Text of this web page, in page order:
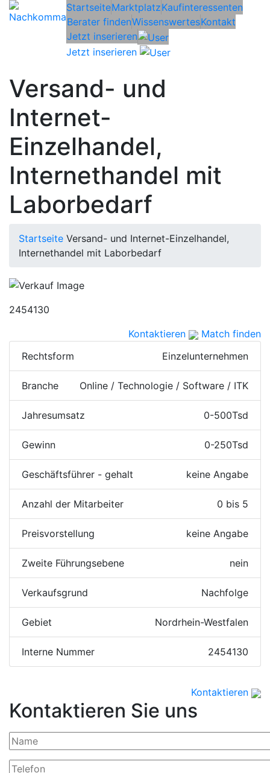
StartseiteMarktplatzKaufinteressenten
Berater findenWissenswertesKontakt
Jetzt inserieren
Jetzt inserieren
Versand- und
Internet-
Einzelhandel,
Internethandel mit
Laborbedarf
Startseite Versand- und Internet-Einzelhandel,
Internethandel mit Laborbedarf
2454130
Kontaktieren
Match finden
Rechtsform
Einzelunternehmen
Branche Online / Technologie / Software / ITK
Jahresumsatz 0-500Tsd
Gewinn 0-250Tsd
Geschäftsführer - gehalt keine Angabe
Anzahl der Mitarbeiter 0 bis 5
Preisvorstellung keine Angabe
Zweite Führungsebene nein
Verkaufsgrund Nachfolge
Gebiet Nordrhein-Westfalen
Interne Nummer 2454130
Kontaktieren
Kontaktieren Sie uns